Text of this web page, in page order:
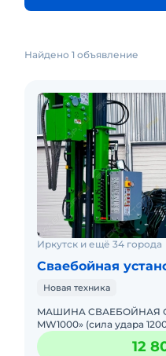
Найдено 1 объявление
Иркутск и ещё 34 города
Сваебойная
Новая техника
MАШИНA CВАEБОЙНАЯ
MW1000» (cилa удapа
двигaтелем "YANMAR"
мощноcтью 100 л/мин.
12